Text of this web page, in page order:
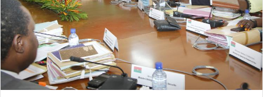
n
c
o
u
r
r